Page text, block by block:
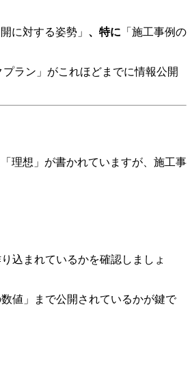
に対する姿勢」 、特に 「施工事例の
ラン」がこれほどまでに情報公開
理想」が書かれていますが、施工事
込まれているかを確認しましょ
値」まで公開されているかが鍵で